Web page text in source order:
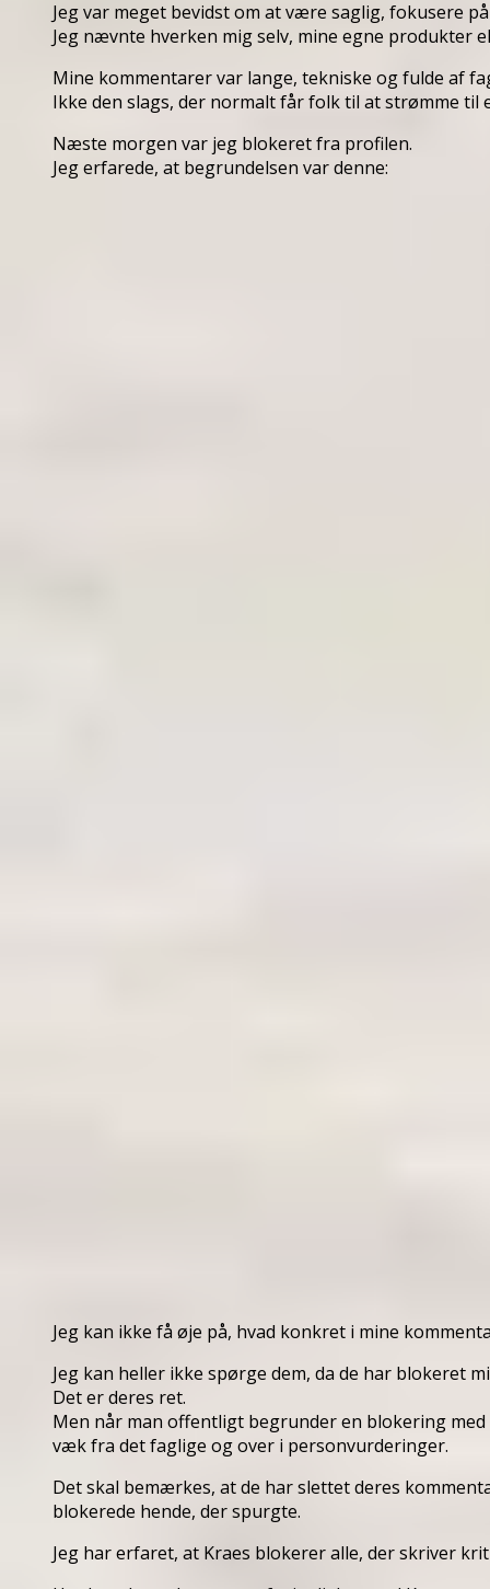
Jeg var meget bevidst om at være saglig, fokusere
Jeg nævnte hverken mig selv, mine egne produkter
Mine kommentarer var lange, tekniske og fulde af
Ikke den slags, der normalt får folk til at strømme til
Næste morgen var jeg blokeret fra profilen.
Jeg erfarede, at begrundelsen var denne:
Jeg kan ikke få øje på, hvad konkret i mine
Jeg kan heller ikke spørge dem, da de har blokeret
Det er deres ret.
Men når man offentligt begrunder en blokering
væk fra det faglige og over i personvurderinger.
Det skal bemærkes, at de har slettet deres
blokerede hende, der spurgte.
Jeg har erfaret, at Kraes blokerer alle, der skriver